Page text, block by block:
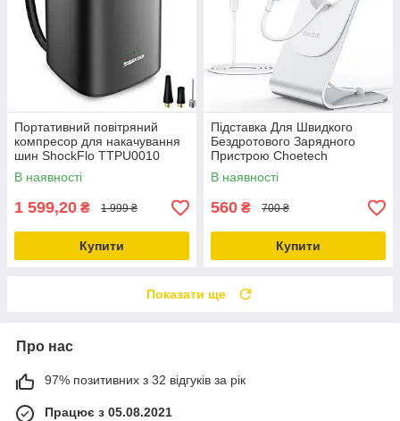
Портативний повітряний
компресор для накачування
шин ShockFlo TTPU0010
В наявності
1 599,20 ₴ 1 999 ₴
Купити
Підставка Для Швидкого
Бездротового Зарядного
Пристрою Choetech
В наявності
560 ₴ 700 ₴
Купити
Показати ще
Про нас
97% позитивних з 32 відгуків за рік
Працює з 05.08.2021